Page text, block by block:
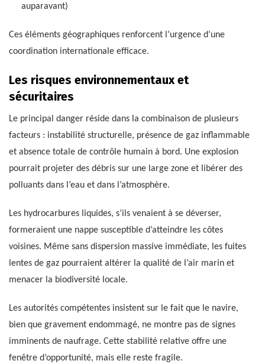
auparavant)
Ces éléments géographiques renforcent l’urgence d’une
coordination internationale efficace.
Les risques environnementaux et
sécuritaires
Le principal danger réside dans la combinaison de plusieurs
facteurs : instabilité structurelle, présence de gaz inflammable
et absence totale de contrôle humain à bord. Une explosion
pourrait projeter des débris sur une large zone et libérer des
polluants dans l’eau et dans l’atmosphère.
Les hydrocarbures liquides, s’ils venaient à se déverser,
formeraient une nappe susceptible d’atteindre les côtes
voisines. Même sans dispersion massive immédiate, les fuites
lentes de gaz pourraient altérer la qualité de l’air marin et
menacer la biodiversité locale.
Les autorités compétentes insistent sur le fait que le navire,
bien que gravement endommagé, ne montre pas de signes
imminents de naufrage. Cette stabilité relative offre une
fenêtre d’opportunité, mais elle reste fragile.